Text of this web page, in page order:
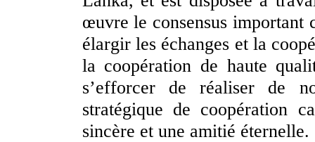
œuvre le consensus important
élargir les échanges et la
la coopération de haute
s’efforcer de réaliser de
stratégique de coopération
sincère et une amitié éternelle.